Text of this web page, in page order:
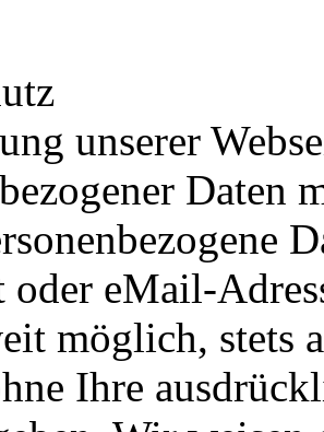
unserer
Daten
eMail-
möglich, stets
Ihre